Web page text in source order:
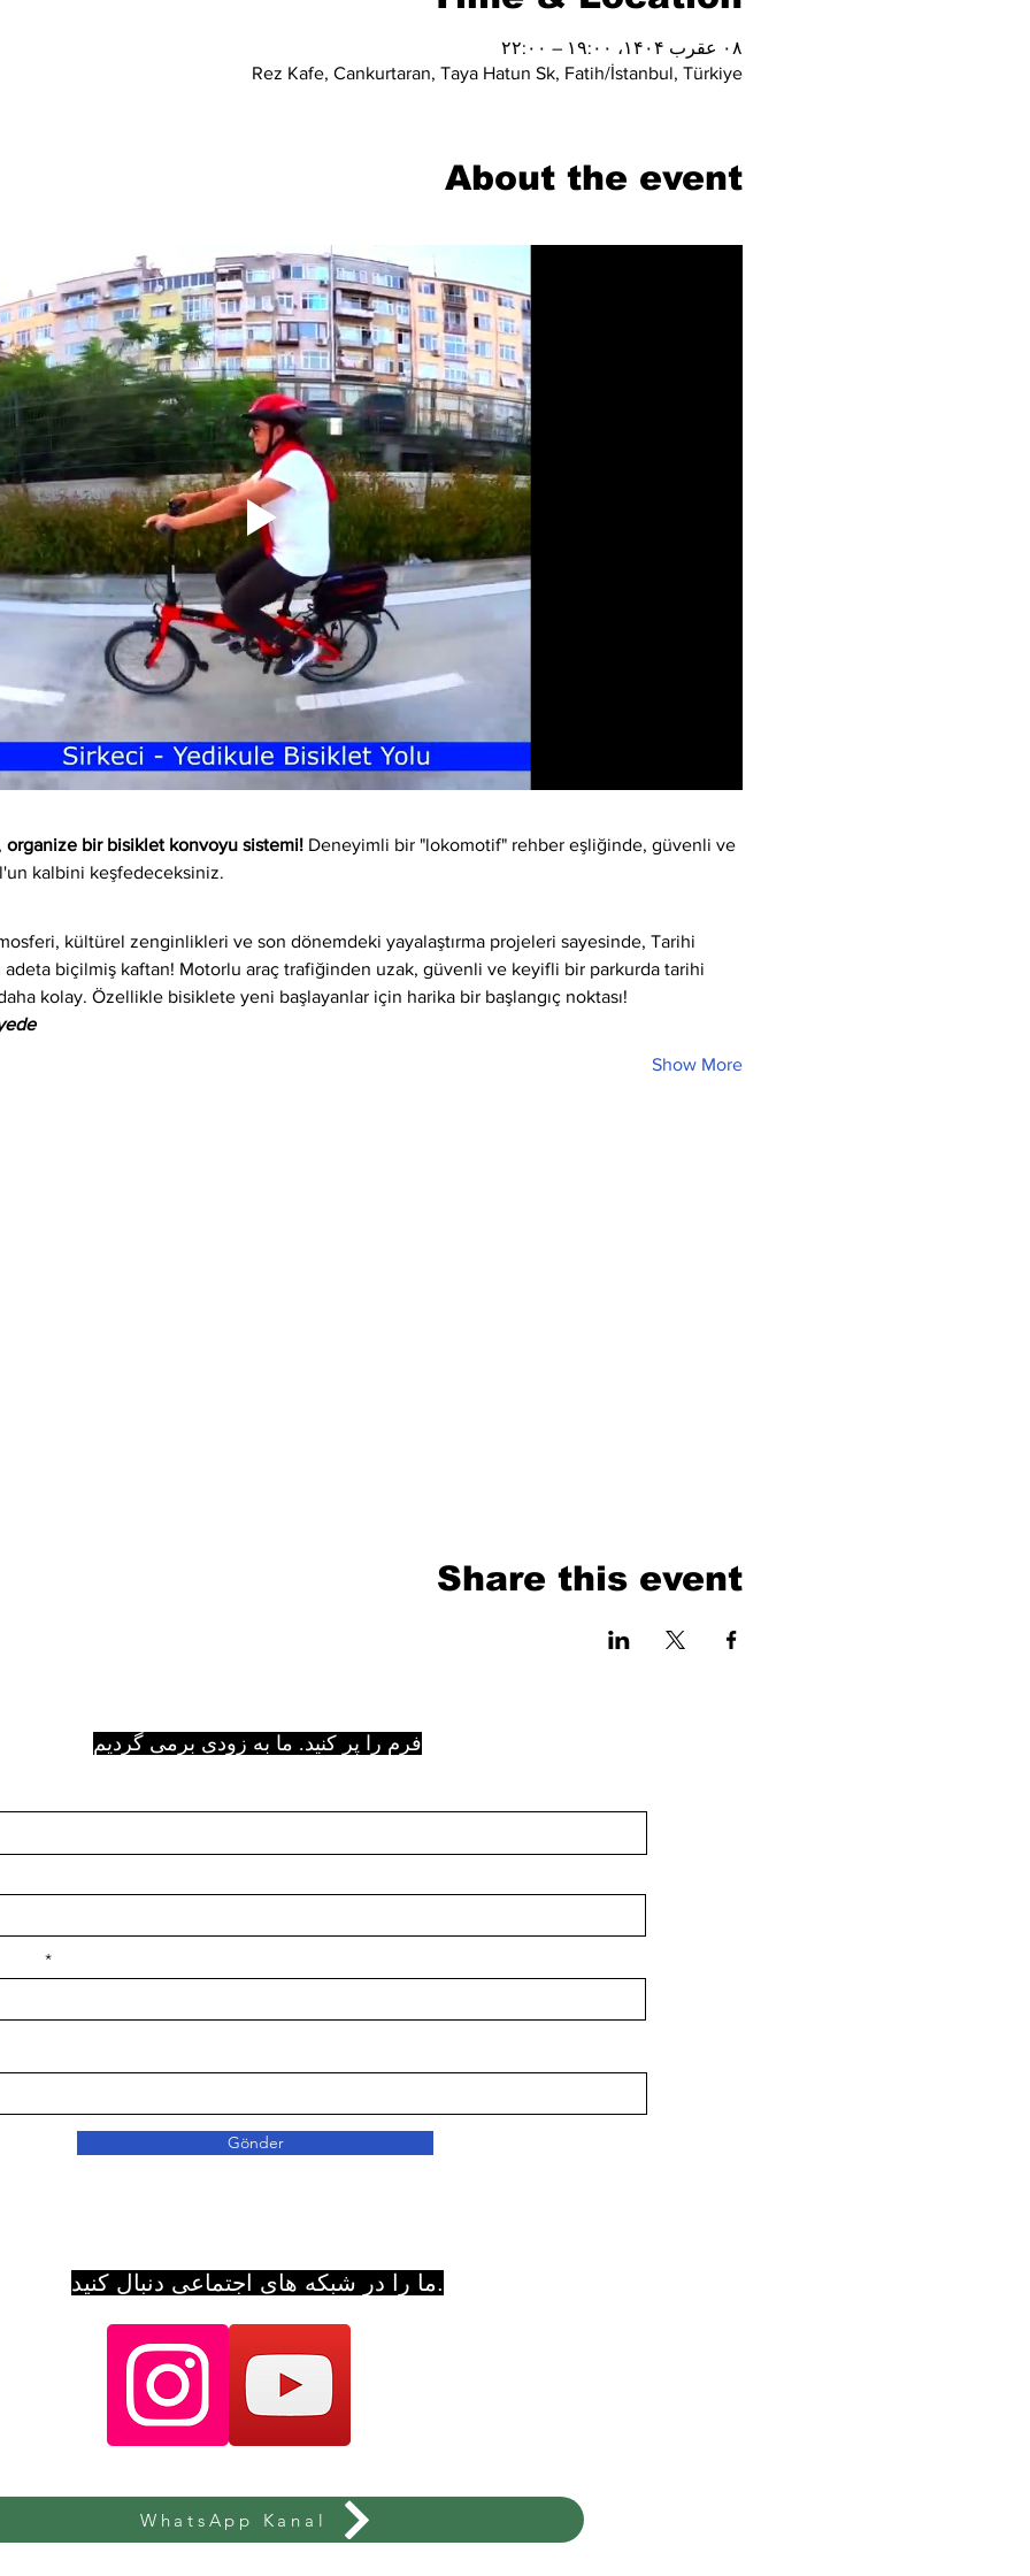
۰۸ عقرب ۱۴۰۴، ۱۹:۰۰ – ۲۲:۰۰
Rez Kafe, Cankurtaran, Taya Hatun Sk, Fatih/İstanbul, Türkiye
About the event
organize bir bisiklet konvoyu sistemi! Deneyimli bir "lokomotif" rehber eşliğinde, güvenli ve
kalbini keşfedeceksiniz.
kültürel zenginlikleri ve son dönemdeki yayalaştırma projeleri sayesinde, Tarihi
adeta biçilmiş kaftan! Motorlu araç trafiğinden uzak, güvenli ve keyifli bir parkurda tarihi
kolay. Özellikle bisiklete yeni başlayanlar için harika bir başlangıç noktası!
Show More
Share this event
فرم را پر کنید. ما به زودی برمی گردیم
Gönder
ما را در شبکه های اجتماعی دنبال کنید.
WhatsApp Kanal